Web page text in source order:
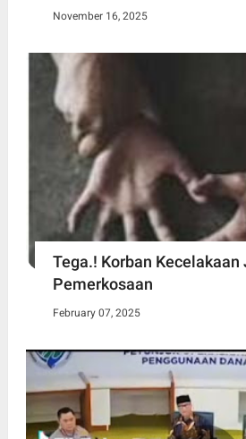
November 16, 2025
Tega.! Korban Kecelakaan
Pemerkosaan
February 07, 2025